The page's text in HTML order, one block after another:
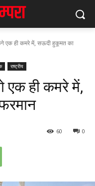
एक ही कमरे में, सऊदी हुकूमत का
राष्ट्रीय
एक ही कमरे में,
0
60